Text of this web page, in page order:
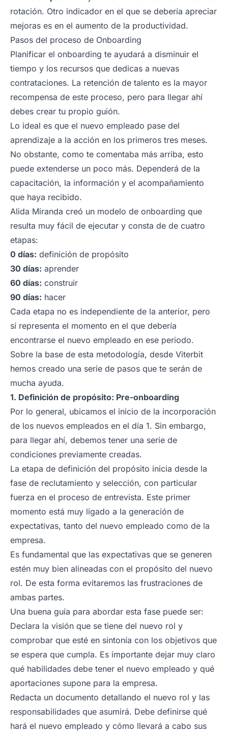
rotación. Otro indicador en el que se debería apreciar
mejoras es en el aumento de la productividad.
Pasos del proceso de Onboarding
Planificar el onboarding te ayudará a disminuir el
tiempo y los recursos que dedicas a nuevas
contrataciones. La retención de talento es la mayor
recompensa de este proceso, pero para llegar ahí
debes crear tu propio guión.
Lo ideal es que el nuevo empleado pase del
aprendizaje a la acción en los primeros tres meses.
No obstante, como te comentaba más arriba, esto
puede extenderse un poco más. Dependerá de la
capacitación, la información y el acompañamiento
que haya recibido.
Alida Miranda creó un modelo de onboarding que
resulta muy fácil de ejecutar y consta de de cuatro
etapas:
0 días: definición de propósito
30 días: aprender
60 días: construir
90 días: hacer
Cada etapa no es independiente de la anterior, pero
sí representa el momento en el que debería
encontrarse el nuevo empleado en ese periodo.
Sobre la base de esta metodología, desde Viterbit
hemos creado una serie de pasos que te serán de
mucha ayuda.
1. Definición de propósito: Pre-onboarding
Por lo general, ubicamos el inicio de la incorporación
de los nuevos empleados en el día 1. Sin embargo,
para llegar ahí, debemos tener una serie de
condiciones previamente creadas.
La etapa de definición del propósito inicia desde la
fase de reclutamiento y selección, con particular
fuerza en el proceso de entrevista. Este primer
momento está muy ligado a la generación de
expectativas, tanto del nuevo empleado como de la
empresa.
Es fundamental que las expectativas que se generen
estén muy bien alineadas con el propósito del nuevo
rol. De esta forma evitaremos las frustraciones de
ambas partes.
Una buena guía para abordar esta fase puede ser:
Declara la visión que se tiene del nuevo rol y
comprobar que esté en sintonía con los objetivos que
se espera que cumpla. Es importante dejar muy claro
qué habilidades debe tener el nuevo empleado y qué
aportaciones supone para la empresa.
Redacta un documento detallando el nuevo rol y las
responsabilidades que asumirá. Debe definirse qué
hará el nuevo empleado y cómo llevará a cabo sus